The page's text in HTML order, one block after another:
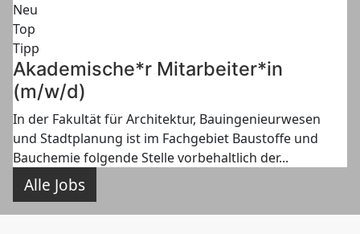
Neu
Top
Tipp
Akademische*r Mitarbeiter*in
(m/w/d)
In der Fakultät für Architektur, Bauingenieurwesen
und Stadtplanung ist im Fachgebiet Baustoffe und
Bauchemie folgende Stelle vorbehaltlich der...
Alle Jobs